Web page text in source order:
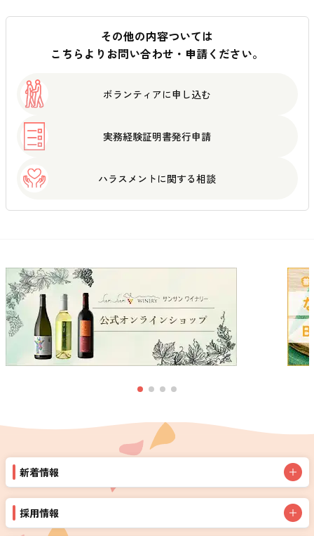
その他の内容ついては
こちらよりお問い合わせ・申請ください。
ボランティアに申し込む
実務経験証明書発行申請
ハラスメントに関する相談
新着情報
採用情報